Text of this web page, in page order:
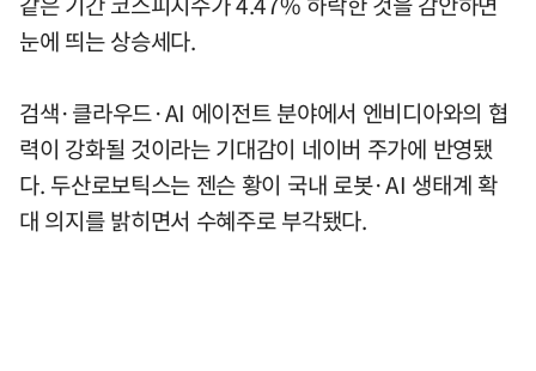
눈에 띄는 상승세다.
검색·클라우드·AI 에이전트 분야에서 엔비디아와의 협
력이 강화될 것이라는 기대감이 네이버 주가에 반영됐
다. 두산로보틱스는 젠슨 황이 국내 로봇·AI 생태계 확
대 의지를 밝히면서 수혜주로 부각됐다.